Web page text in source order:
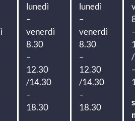
lunedì
–
venerdì
8.30
–
12.30
/14.30
–
18.30
lunedì
–
venerdì
8.30
–
12.30
/14.30
–
18.30